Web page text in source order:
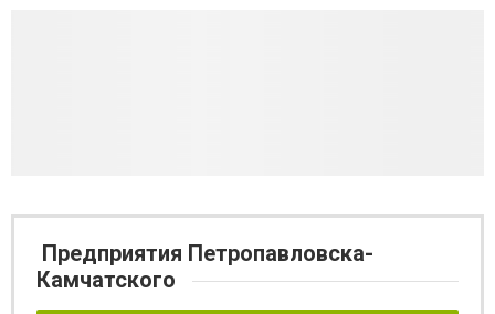
Предприятия Петропавловска-
Камчатского